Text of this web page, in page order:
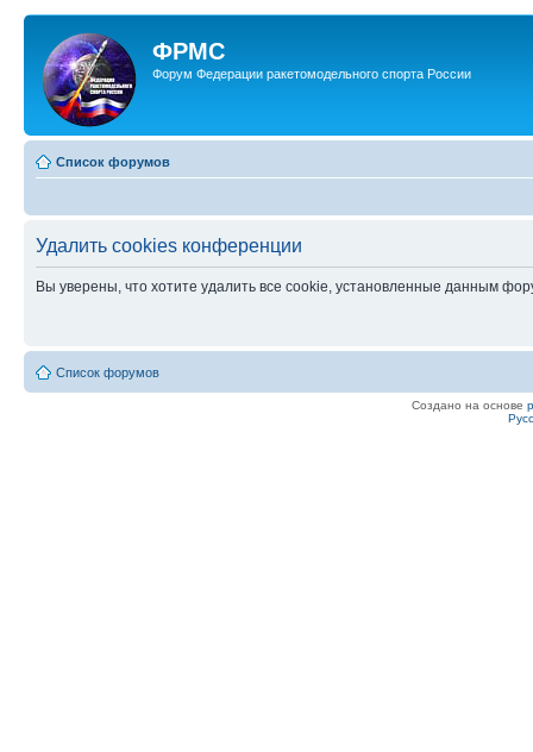
ФРМС
Форум Федерации ракетомодельного спорта России
Список форумов
Удалить cookies конференции
Вы уверены, что хотите удалить все cookie, установленные данным
Список форумов
Создано на основе